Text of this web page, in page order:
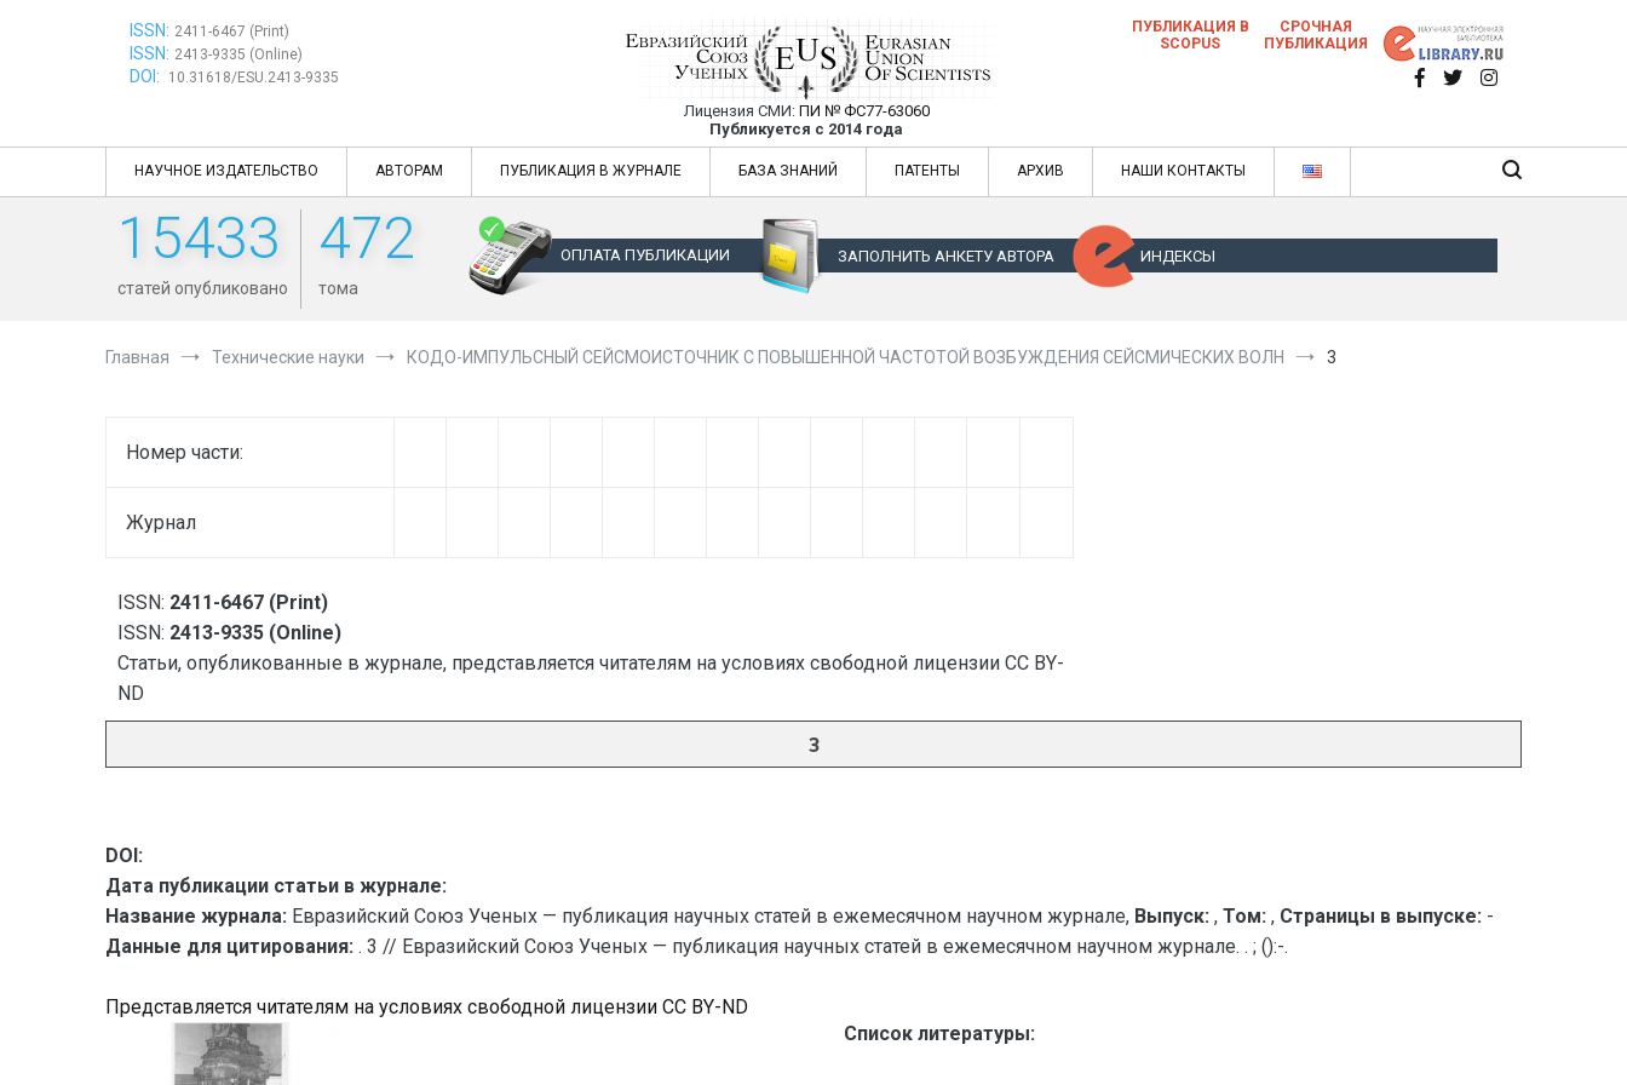
ISSN: 2411-6467 (Print)
ISSN: 2413-9335 (Online)
DOI: 10.31618/ESU.2413-9335
Евразийский Союз Ученых — публикация научных статей в ежемесячном научном
журнале
Лицензия СМИ: ПИ № ФС77-63060
Публикуется с 2014 года
Евразийский Союз Ученых — публикация научных статей в ежемесячном научном журнале
ПУБЛИКАЦИЯ В
SCOPUS
СРОЧНАЯ
ПУБЛИКАЦИЯ
НАУЧНОЕ ИЗДАТЕЛЬСТВО АВТОРАМ ПУБЛИКАЦИЯ В ЖУРНАЛЕ БАЗА ЗНАНИЙ ПАТЕНТЫ АРХИВ НАШИ КОНТАКТЫ
15433
статей опубликовано
472
тома
ОПЛАТА ПУБЛИКАЦИИ ЗАПОЛНИТЬ АНКЕТУ АВТОРА ИНДЕКСЫ
Главная Технические науки КОДО-ИМПУЛЬСНЫЙ СЕЙСМОИСТОЧНИК С ПОВЫШЕННОЙ ЧАСТОТОЙ ВОЗБУЖДЕНИЯ СЕЙСМИЧЕСКИХ ВОЛН 3
Номер части:
Журнал
ISSN: 2411-6467 (Print)
ISSN: 2413-9335 (Online)
Статьи, опубликованные в журнале, представляется читателям на условиях свободной лицензии CC BY-
ND
3
DOI:
Дата публикации статьи в журнале:
Название журнала: Евразийский Союз Ученых — публикация научных статей в ежемесячном научном журнале, Выпуск: , Том: , Страницы в выпуске: -
Данные для цитирования: . 3 // Евразийский Союз Ученых — публикация научных статей в ежемесячном научном журнале. . ; ():-.
Представляется читателям на условиях свободной лицензии CC BY-ND
Список литературы: